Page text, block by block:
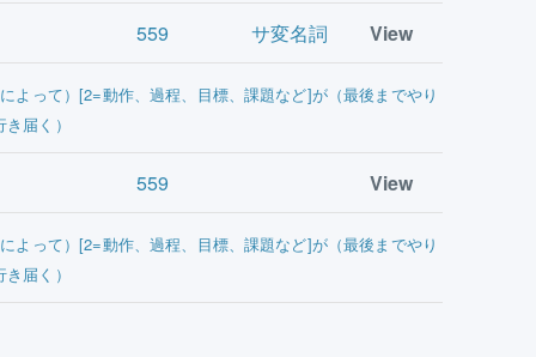
559 サ変名詞 View
よって）[2=動作、過程、目標、課題など]が（最後までやり
届く）
559 View
よって）[2=動作、過程、目標、課題など]が（最後までやり
届く）